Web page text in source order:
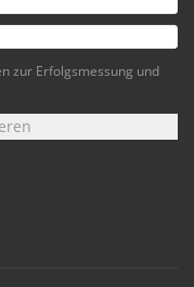
zur Erfolgsmessung und